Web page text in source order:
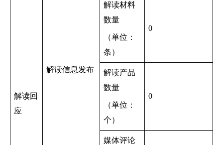
解读回
应
解读信息发布
解读材料
数量
（单位：
条）
0
解读产品
数量
（单位：
个）
0
媒体评论